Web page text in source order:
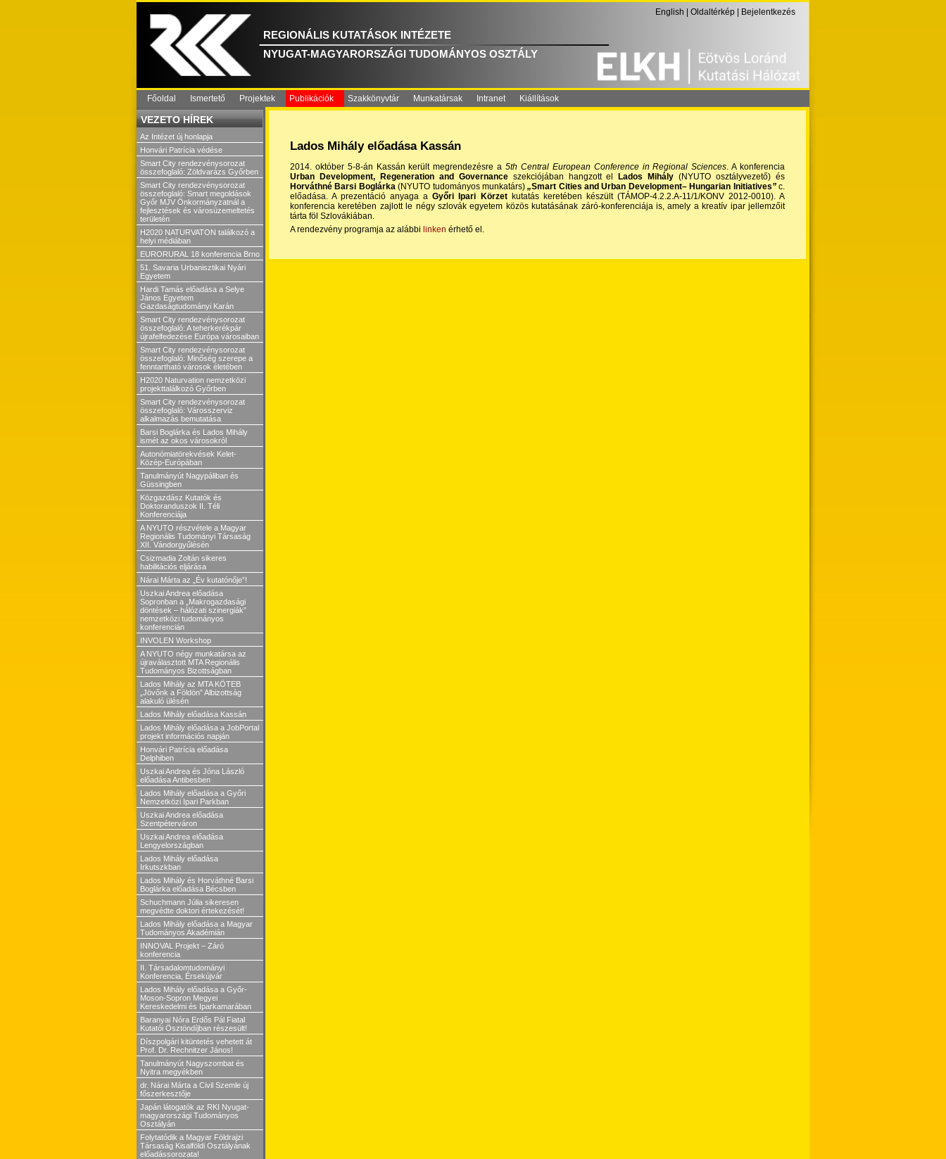
REGIONÁLIS KUTATÁSOK INTÉZETE
NYUGAT-MAGYARORSZÁGI TUDOMÁNYOS OSZTÁLY
English Oldaltérkép Bejelentkezés
Főoldal Ismertető Projektek Publikációk Szakkönyvtár Munkatársak Intranet Kiállítások
VEZETO HÍREK
Az Intézet új honlapja
Honvári Patrícia védése
Smart City rendezvénysorozat
összefoglaló: Zöldvarázs Győrben
Smart City rendezvénysorozat
összefoglaló: Smart megoldások
Győr MJV Önkormányzatnál a
fejlesztések és városüzemeltetés
területén
H2020 NATURVATON találkozó a
helyi médiában
EURORURAL 18 konferencia Brno
51. Savaria Urbanisztikai Nyári
Egyetem
Hardi Tamás előadása a Selye
János Egyetem
Gazdaságtudományi Karán
Smart City rendezvénysorozat
összefoglaló: A teherkerékpár
újrafelfedezése Európa városaiban
Smart City rendezvénysorozat
összefoglaló: Minőség szerepe a
fenntartható városok életében
H2020 Naturvation nemzetközi
projekttalálkozó Győrben
Smart City rendezvénysorozat
összefoglaló: Városszerviz
alkalmazás bemutatása
Barsi Boglárka és Lados Mihály
ismét az okos városokról
Autonómiatörekvések Kelet-
Közép-Európában
Tanulmányút Nagypáliban és
Güssingben
Közgazdász Kutatók és
Doktoranduszok II. Téli
Konferenciája
A NYUTO részvétele a Magyar
Regionális Tudományi Társaság
XII. Vándorgyűlésén
Csizmadia Zoltán sikeres
habilitációs eljárása
Nárai Márta az „Év kutatónője”!
Uszkai Andrea előadása
Sopronban a „Makrogazdasági
döntések – hálózati szinergiák”
nemzetközi tudományos
konferencián
INVOLEN Workshop
A NYUTO négy munkatársa az
újraválasztott MTA Regionális
Tudományos Bizottságban
Lados Mihály az MTA KÖTEB
„Jövőnk a Földön” Albizottság
alakuló ülésén
Lados Mihály előadása Kassán
Lados Mihály előadása a JobPortal
projekt információs napján
Honvári Patrícia előadása
Delphiben
Uszkai Andrea és Jóna László
előadása Antibesben
Lados Mihály előadása a Győri
Nemzetközi Ipari Parkban
Uszkai Andrea előadása
Szentpéterváron
Uszkai Andrea előadása
Lengyelországban
Lados Mihály előadása
Irkutszkban
Lados Mihály és Horváthné Barsi
Boglárka előadása Bécsben
Schuchmann Júlia sikeresen
megvédte doktori értekezését!
Lados Mihály előadása a Magyar
Tudományos Akadémián
INNOVAL Projekt – Záró
konferencia
II. Társadalomtudományi
Konferencia, Érsekújvár
Lados Mihály előadása a Győr-
Moson-Sopron Megyei
Kereskedelmi és Iparkamarában
Baranyai Nóra Erdős Pál Fiatal
Kutatói Ösztöndíjban részesült!
Díszpolgári kitüntetés vehetett át
Prof. Dr. Rechnitzer János!
Tanulmányút Nagyszombat és
Nyitra megyékben
dr. Nárai Márta a Civil Szemle új
főszerkesztője
Japán látogatók az RKI Nyugat-
magyarországi Tudományos
Osztályán
Folytatódik a Magyar Földrajzi
Társaság Kisalföldi Osztályának
előadássorozata!
Lados Mihály előadása Kassán
2014. október 5-8-án Kassán került megrendezésre a5th Central European Conference in Regional Sciences . A konferencia
Urban Development, Regeneration and Governanceszekciójában hangzott elLados Mihály (NYUTO osztályvezető) és
Horváthné Barsi Boglárka (NYUTO tudományos munkatárs)„Smart Cities and Urban Development– Hungarian Initiatives”c.
előadása. A prezentáció anyaga aGyőri Ipari Körzetkutatás keretében készült (TÁMOP-4.2.2.A-11/1/KONV 2012-0010). A
konferencia keretében zajlott le négy szlovák egyetem közös kutatásának záró-konferenciája is, amely a kreatív ipar jellemzőit
tárta föl Szlovákiában.
A rendezvény programja az alábbi linken érhető el.